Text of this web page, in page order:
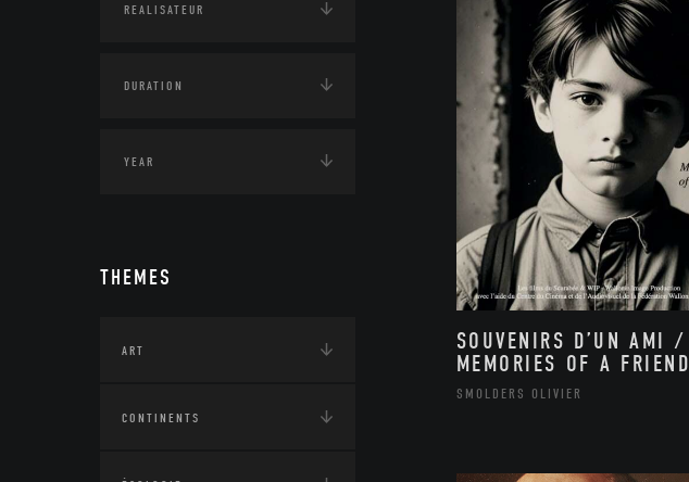
THEMES
ART
CONTINENTS
SOUVENIRS D’UN AMI /
MEMORIES OF A FRIEND
SMOLDERS OLIVIER